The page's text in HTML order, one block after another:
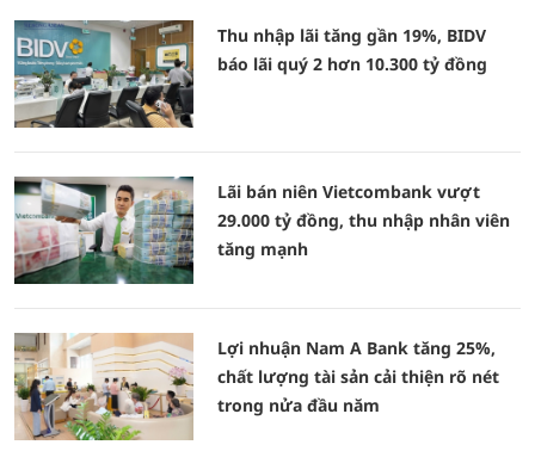
Thu nhập lãi tăng gần 19%, BIDV
báo lãi quý 2 hơn 10.300 tỷ đồng
Lãi bán niên Vietcombank vượt
29.000 tỷ đồng, thu nhập nhân viên
tăng mạnh
Lợi nhuận Nam A Bank tăng 25%,
chất lượng tài sản cải thiện rõ nét
trong nửa đầu năm